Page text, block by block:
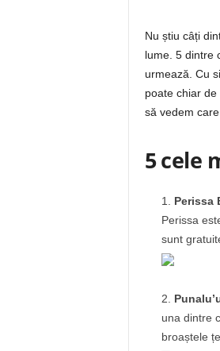
Nu știu câți
lume. 5 dintre
urmează. Cu
poate chiar
să vedem
5 cele
Perissa
Perissa
sunt
una dintre
broaștele